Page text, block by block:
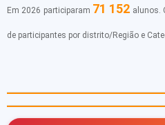
Em 2026 participaram 71 152 alunos.
de participantes por distrito/Região e